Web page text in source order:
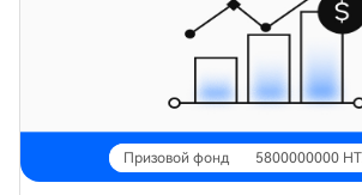
Призовой фонд 5800000000